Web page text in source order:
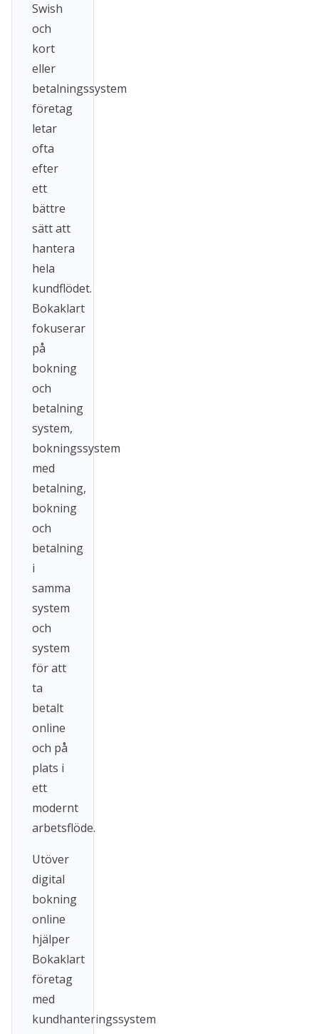
Swish
och
kort
eller
betalningssystem
företag
letar
ofta
efter
ett
bättre
sätt att
hantera
hela
kundflödet.
Bokaklart
fokuserar
på
bokning
och
betalning
system,
bokningssystem
med
betalning,
bokning
och
betalning
i
samma
system
och
system
för att
ta
betalt
online
och på
plats i
ett
modernt
arbetsflöde.
Utöver
digital
bokning
online
hjälper
Bokaklart
företag
med
kundhanteringssystem